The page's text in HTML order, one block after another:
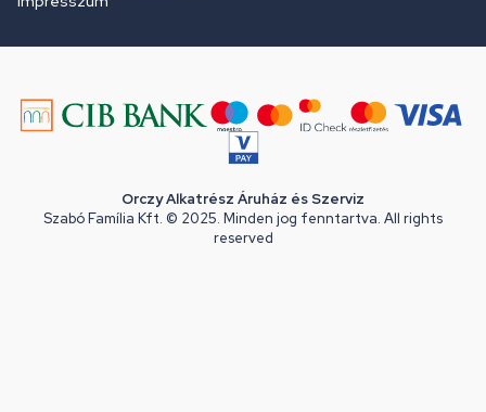
Orczy Alkatrész Áruház és Szerviz
Szabó Família Kft. © 2025. Minden jog fenntartva. All rights
reserved